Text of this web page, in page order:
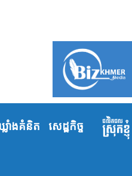
លាំង​គំនិត សេដ្ឋកិច្ច